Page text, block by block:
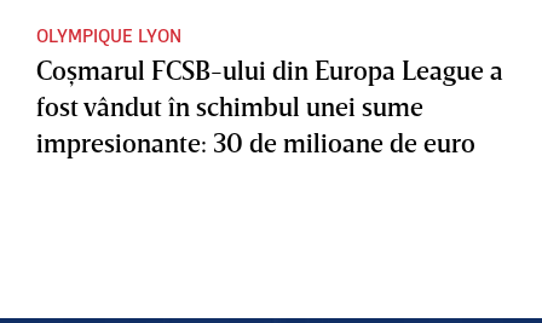
OLYMPIQUE LYON
Coşmarul FCSB-ului din Europa League a
fost vândut în schimbul unei sume
impresionante: 30 de milioane de euro